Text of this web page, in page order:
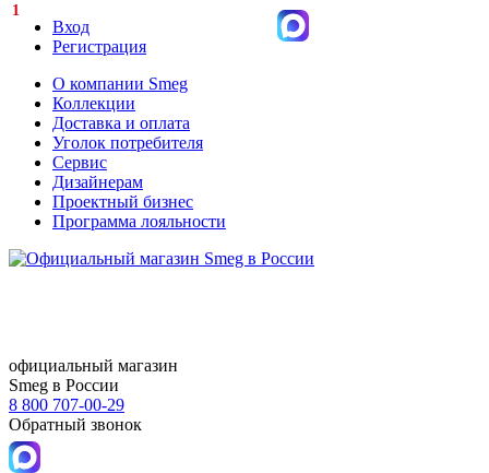
Вход
Регистрация
О компании Smeg
Коллекции
Доставка и оплата
Уголок потребителя
Сервис
Дизайнерам
Проектный бизнес
Программа лояльности
официальный магазин
Smeg в России
8 800 707-00-29
Обратный звонок
1